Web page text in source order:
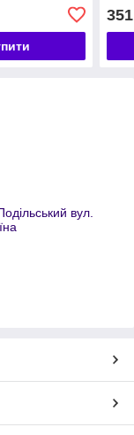
351
вул.